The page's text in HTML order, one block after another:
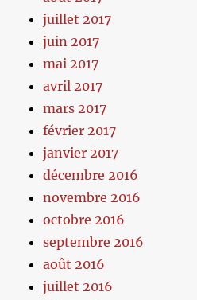
juillet 2017
juin 2017
mai 2017
avril 2017
mars 2017
février 2017
janvier 2017
décembre 2016
novembre 2016
octobre 2016
septembre 2016
août 2016
juillet 2016